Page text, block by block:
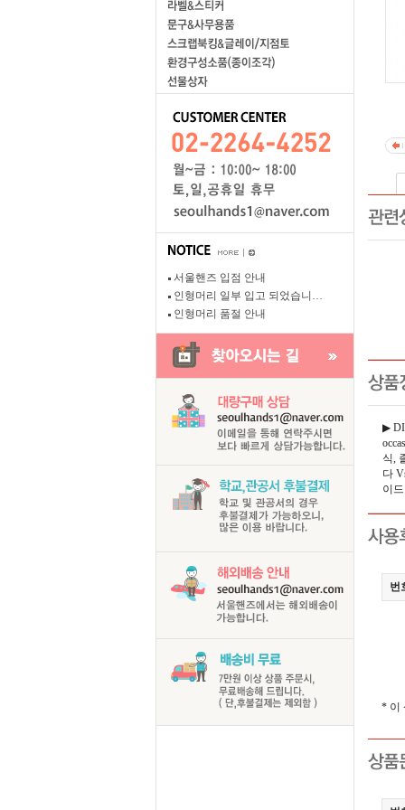
서울핸즈 입점 안내
인형머리 일부 입고 되었습니…
인형머리 품절 안내
▶
식,
다
이
번
* 이